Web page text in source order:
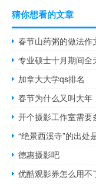
猜你想看的文章
春节山药粥的做法作
专业硕士十月期间全
加拿大大学qs排名
春节为什么又叫大年
开个摄影工作室需要
“绝景西溪寺”的出处
德惠摄影吧
优酷观影券怎么用不